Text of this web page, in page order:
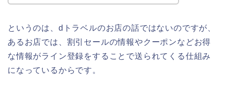
というのは、dトラベルのお店の話ではないのですが、
あるお店では、割引セールの情報やクーポンなどお得
な情報がライン登録をすることで送られてくる仕組み
になっているからです。